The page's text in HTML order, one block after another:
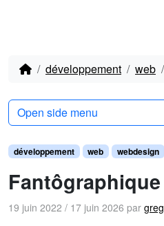
développement web
développement web webdesign
Fantôgraphique
19 juin 2022 / 17 juin 2026 par greg
Open side menu